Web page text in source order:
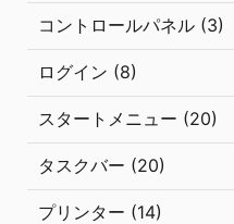
コントロールパネル (3)
ログイン (8)
スタートメニュー (20)
タスクバー (20)
プリンター (14)